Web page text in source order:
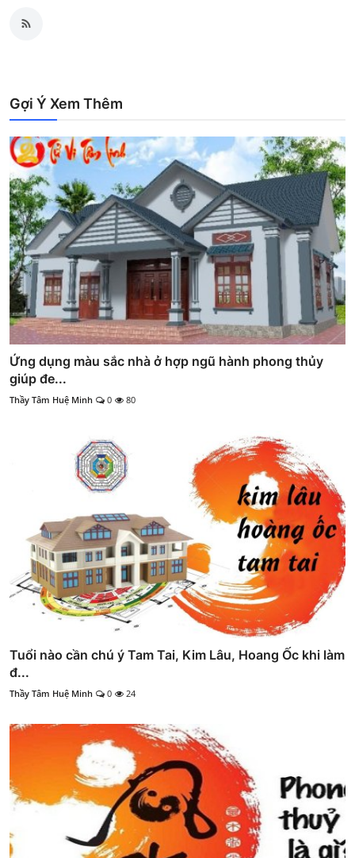
Gợi Ý Xem Thêm
Ứng dụng màu sắc nhà ở hợp ngũ hành phong thủy
giúp đe...
Thầy Tâm Huệ Minh 0 80
Tuổi nào cần chú ý Tam Tai, Kim Lâu, Hoang Ốc khi làm
đ...
Thầy Tâm Huệ Minh 0 24